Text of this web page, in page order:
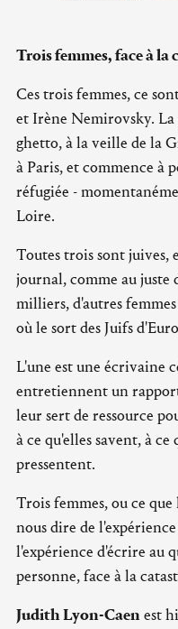
Trois femmes, face à la
Ces trois femmes, ce
et Irène Nemirovsky. La
ghetto, à la veille de la
à Paris, et commence à
réfugiée -
Loire.
Toutes trois sont
journal, comme au juste
milliers, d'autres
où le sort des Juifs
L'une est une écrivaine
entretiennent un
leur sert de ressource
à ce qu'elles savent, à
pressentent.
Trois femmes, ou ce
nous dire de
l'expérience d'écrire au
personne, face à la
Judith Lyon-Caenest